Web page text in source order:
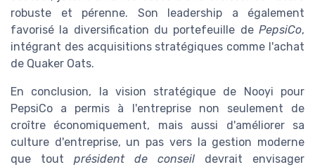
robuste et pérenne. Son leadership a également
favorisé la diversification du portefeuille de PepsiCo,
intégrant des acquisitions stratégiques comme l'achat
de Quaker Oats.
En conclusion, la vision stratégique de Nooyi pour
PepsiCo a permis à l'entreprise non seulement de
croître économiquement, mais aussi d'améliorer sa
culture d'entreprise, un pas vers la gestion moderne
que tout président de conseil devrait envisager